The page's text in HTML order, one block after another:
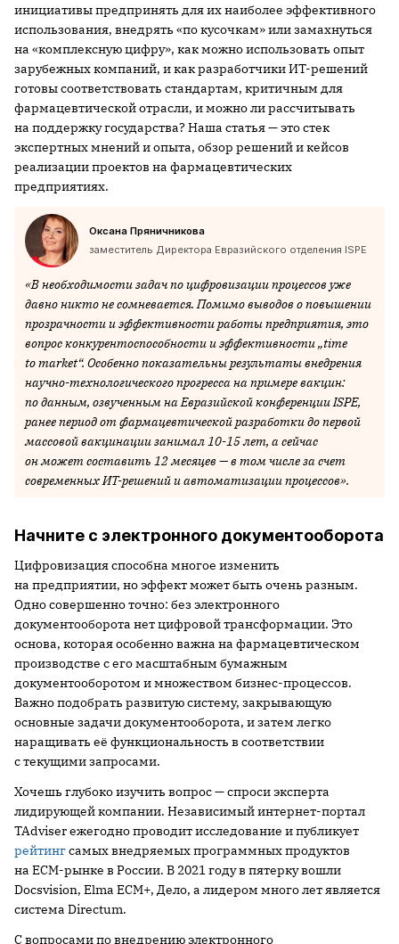
инициативы предпринять для их наиболее эффективного
использования, внедрять «по кусочкам» или замахнуться
на «комплексную цифру», как можно использовать опыт
зарубежных компаний, и как разработчики ИТ-решений
готовы соответствовать стандартам, критичным для
фармацевтической отрасли, и можно ли рассчитывать
на поддержку государства? Наша статья — это стек
экспертных мнений и опыта, обзор решений и кейсов
реализации проектов на фармацевтических
предприятиях.
Оксана Пряничникова
заместитель Директора Евразийского отделения ISPE
«В необходимости задач по цифровизации процессов уже
давно никто не сомневается. Помимо выводов о повышении
прозрачности и эффективности работы предприятия, это
вопрос конкурентоспособности и эффективности „time
to market“. Особенно показательны результаты внедрения
научно-технологического прогресса на примере вакцин:
по данным, озвученным на Евразийской конференции ISPE,
ранее период от фармацевтической разработки до первой
массовой вакцинации занимал 10-15 лет, а сейчас
он может составить 12 месяцев — в том числе за счет
современных ИТ-решений и автоматизации процессов».
Начните с электронного документооборота
Цифровизация способна многое изменить
на предприятии, но эффект может быть очень разным.
Одно совершенно точно: без электронного
документооборота нет цифровой трансформации. Это
основа, которая особенно важна на фармацевтическом
производстве с его масштабным бумажным
документооборотом и множеством бизнес-процессов.
Важно подобрать развитую систему, закрывающую
основные задачи документооборота, и затем легко
наращивать её функциональность в соответствии
с текущими запросами.
Хочешь глубоко изучить вопрос — спроси эксперта
лидирующей компании. Независимый интернет-портал
TAdviser ежегодно проводит исследование и публикует
рейтингсамых внедряемых программных продуктов
на ECM-рынке в России. В 2021 году в пятерку вошли
Docsvision, Elma ECM+, Дело, а лидером много лет является
система Directum.
С вопросами по внедрению электронного